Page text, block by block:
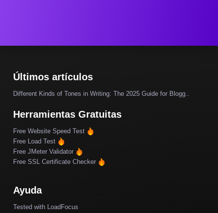
Últimos artículos
Different Kinds of Tones in Writing: The 2025 Guide for Blogg..
Herramientas Gratuitas
Free Website Speed Test
Free Load Test
Free JMeter Validator
Free SSL Certificate Checker
Ayuda
Tested with LoadFocus